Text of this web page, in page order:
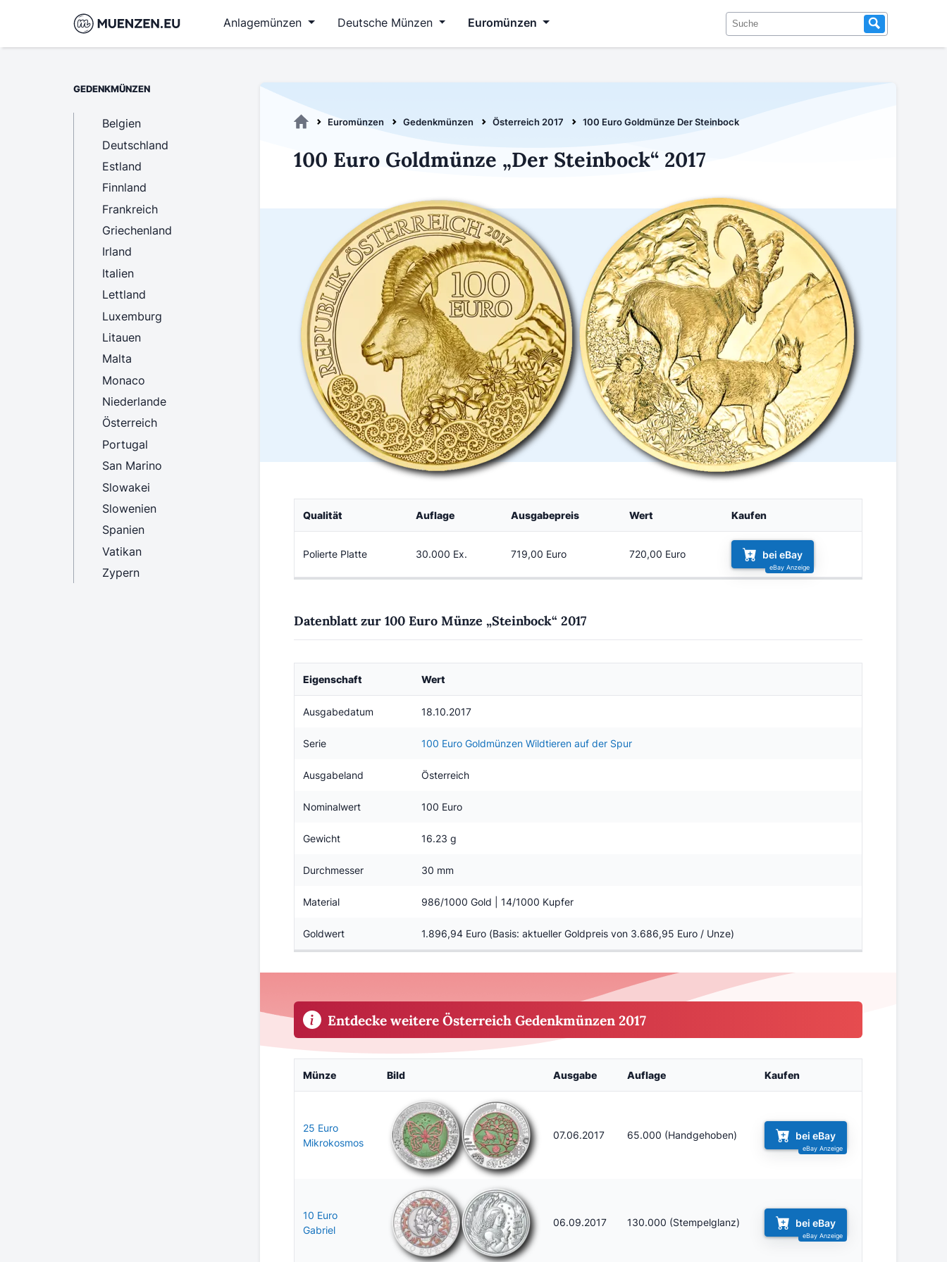
Anlagemünzen Deutsche Münzen Euromünzen
Euromünzen Gedenkmünzen Österreich 2017 100 Euro Goldmünze Der Steinbock
100 Euro Goldmünze „Der Steinbock“ 2017
Qualität Auflage Ausgabepreis Wert Kaufen
Polierte Platte 30.000 Ex. 719,00 Euro 720,00 Euro bei eBay
Datenblatt zur 100 Euro Münze „Steinbock“ 2017
Eigenschaft Wert
Ausgabedatum 18.10.2017
Serie 100 Euro Goldmünzen Wildtieren auf der Spur
Ausgabeland Österreich
Nominalwert 100 Euro
Gewicht 16.23 g
Durchmesser 30 mm
Material 986/1000 Gold | 14/1000 Kupfer
Goldwert 1.896,94 Euro (Basis: aktueller Goldpreis von 3.686,95 Euro / Unze)
Entdecke weitere Österreich Gedenkmünzen 2017
Münze Bild Ausgabe Auflage Kaufen
25 Euro
Mikrokosmos
07.06.2017 65.000 (Handgehoben) bei eBay
10 Euro
Gabriel
06.09.2017 130.000 (Stempelglanz) bei eBay
GEDENKMÜNZEN
Belgien
Deutschland
Estland
Finnland
Frankreich
Griechenland
Irland
Italien
Lettland
Luxemburg
Litauen
Malta
Monaco
Niederlande
Österreich
Portugal
San Marino
Slowakei
Slowenien
Spanien
Vatikan
Zypern